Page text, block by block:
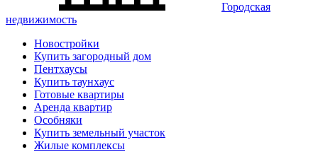
Городская
недвижимость
Новостройки
Купить загородный дом
Пентхаусы
Купить таунхаус
Готовые квартиры
Аренда квартир
Особняки
Купить земельный участок
Жилые комплексы